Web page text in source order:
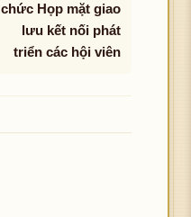
chức Họp mặt giao
lưu kết nối phát
triển các hội viên